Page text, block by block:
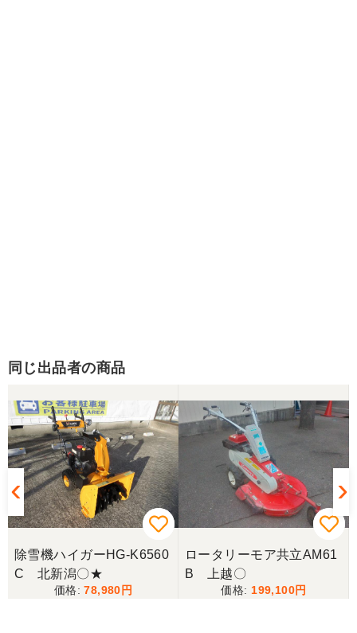
同じ出品者の商品
除雪機ハイガーHG-K6560
C 北新潟〇★
78,980
ロータリーモア共立AM61
B 上越〇
199,100